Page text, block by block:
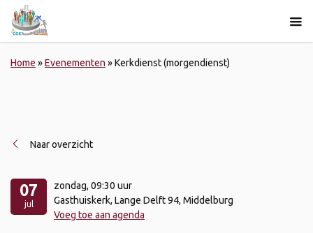
Home »Evenementen »Kerkdienst (morgendienst)
Naar overzicht
07
jul
zondag, 09:30 uur
Gasthuiskerk, Lange Delft 94, Middelburg
Voeg toe aan agenda